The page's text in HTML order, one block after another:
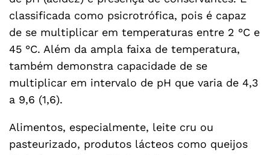
classificada como psicrotrófica, pois é capaz
de se multiplicar em temperaturas entre 2 °C e
45 °C. Além da ampla faixa de temperatura,
também demonstra capacidade de se
multiplicar em intervalo de pH que varia de 4,3
a 9,6 (1,6).
Alimentos, especialmente, leite cru ou
pasteurizado, produtos lácteos como queijos